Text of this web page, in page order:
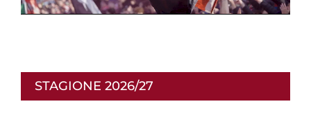
STAGIONE 2026/27